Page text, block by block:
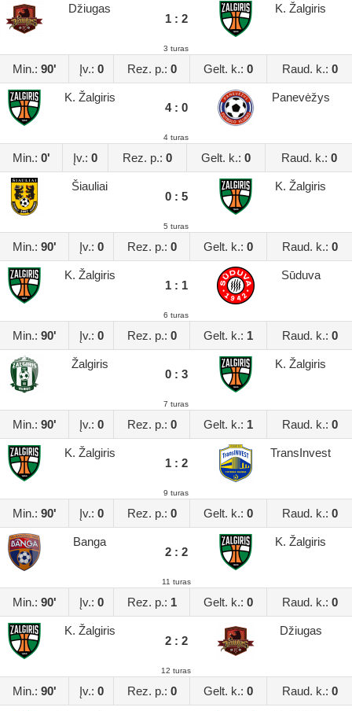
Džiugas
1 : 2
K. Žalgiris
3 turas
Min.: 90' Įv.: 0 Rez. p.: 0 Gelt. k.: 0 Raud. k.: 0
K. Žalgiris
4 : 0
Panevėžys
4 turas
Min.: 0' Įv.: 0 Rez. p.: 0 Gelt. k.: 0 Raud. k.: 0
Šiauliai
0 : 5
K. Žalgiris
5 turas
Min.: 90' Įv.: 0 Rez. p.: 0 Gelt. k.: 0 Raud. k.: 0
K. Žalgiris
1 : 1
Sūduva
6 turas
Min.: 90' Įv.: 0 Rez. p.: 0 Gelt. k.: 1 Raud. k.: 0
Žalgiris
0 : 3
K. Žalgiris
7 turas
Min.: 90' Įv.: 0 Rez. p.: 0 Gelt. k.: 1 Raud. k.: 0
K. Žalgiris
1 : 2
TransInvest
9 turas
Min.: 90' Įv.: 0 Rez. p.: 0 Gelt. k.: 0 Raud. k.: 0
Banga
2 : 2
K. Žalgiris
11 turas
Min.: 90' Įv.: 0 Rez. p.: 1 Gelt. k.: 0 Raud. k.: 0
K. Žalgiris
2 : 2
Džiugas
12 turas
Min.: 90' Įv.: 0 Rez. p.: 0 Gelt. k.: 0 Raud. k.: 0